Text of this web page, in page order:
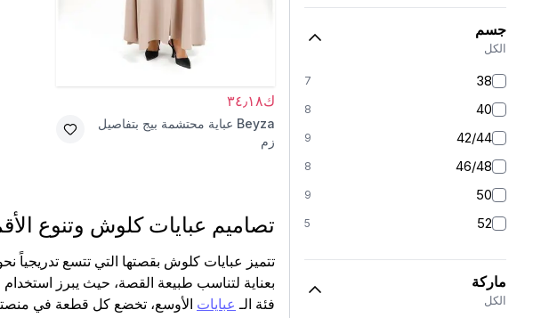
جسم
الكل
38
7
40
8
42/44
9
46/48
8
50
9
52
5
ماركة
الكل
ك٣٤٫١٨
Beyza عباية محتشمة بيج بتفاصيل
زم
تصاميم عبايات كلوش وتنوع
تتميز عبايات كلوش بقصتها التي تتسع تدريجياً
بعناية لتناسب طبيعة القصة، حيث يبرز
فئة الـ عبايات الأوسع، تخضع كل قطعة في